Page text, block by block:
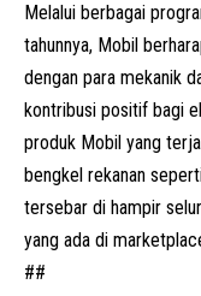
Melalui berbagai
tahunnya, Mobil
dengan para mekanik
kontribusi positif bagi
produk Mobil yang
bengkel rekanan
tersebar di hampir
yang ada di
##